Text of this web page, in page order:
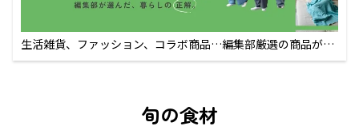
生活雑貨、ファッション、コラボ商品…編集部厳選の商品が買
えるECサイト
旬の食材